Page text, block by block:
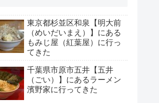
東京都杉並区和泉【明大前
（めいだいまえ）】にある
もみじ屋（紅葉屋）に行っ
てきた
千葉県市原市五井【五井
（ごい）】にあるラーメン
濱野家に行ってきた